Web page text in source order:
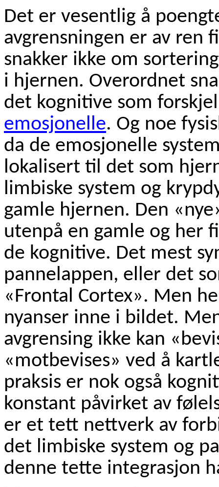
Det er vesentlig å
avgrensningen er av ren
snakker ikke om
i hjernen. Overordnet
det kognitive som
emosjonelle. Og noe
da de emosjonelle
lokalisert til det som
limbiske system og
gamle hjernen. Den
utenpå en gamle og her
de kognitive. Det mest
pannelappen, eller det
«Frontal Cortex». Men
nyanser inne i bildet.
avgrensing ikke kan
«motbevises» ved å
praksis er nok også
konstant påvirket av
er et tett nettverk av
det limbiske system og
denne tette integrasjon